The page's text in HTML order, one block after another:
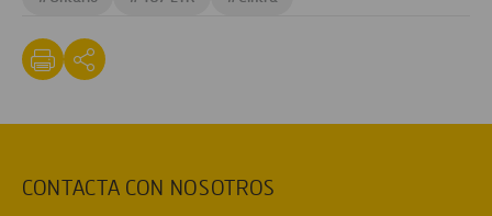
CONTACTA CON NOSOTROS